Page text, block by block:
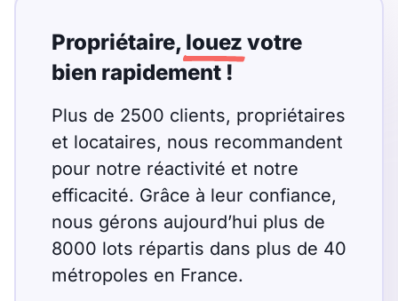
€
Nombre de pièces
Studio T1 T1 bis
T3 T4 T5
T7 T8 T9
Propriétaire, louez votre
bien rapidement !
Plus de 2500 clients, propriétaires
et locataires, nous recommandent
pour notre réactivité et notre
efficacité. Grâce à leur confiance,
nous gérons aujourd’hui plus de
8000 lots répartis dans plus de 40
métropoles en France.